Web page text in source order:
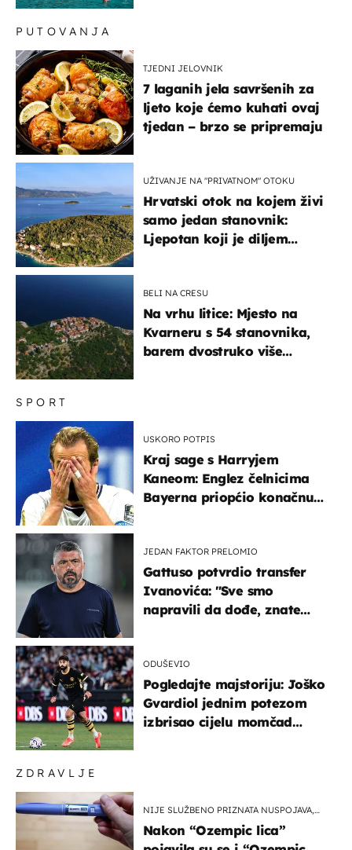
ZDRAVLJE
NIJE SLUŽBENO PRIZNATA NUSPOJAVA,
Nakon “Ozempic lica”
SPORT
USKORO POTPIS
Kraj sage s Harryjem
Kaneom: Englez čelnicima
Bayerna priopćio konačnu
JEDAN FAKTOR PRELOMIO
Gattuso potvrdio transfer
Ivanovića: "Sve smo
napravili da dođe, znate
ODUŠEVIO
Pogledajte majstoriju: Joško
Gvardiol jednim potezom
izbrisao cijelu momčad
PUTOVANJA
TJEDNI JELOVNIK
7 laganih jela savršenih za
ljeto koje ćemo kuhati ovaj
tjedan – brzo se pripremaju
UŽIVANJE NA "PRIVATNOM" OTOKU
Hrvatski otok na kojem živi
samo jedan stanovnik:
Ljepotan koji je diljem
BELI NA CRESU
Na vrhu litice: Mjesto na
Kvarneru s 54 stanovnika,
barem dvostruko više